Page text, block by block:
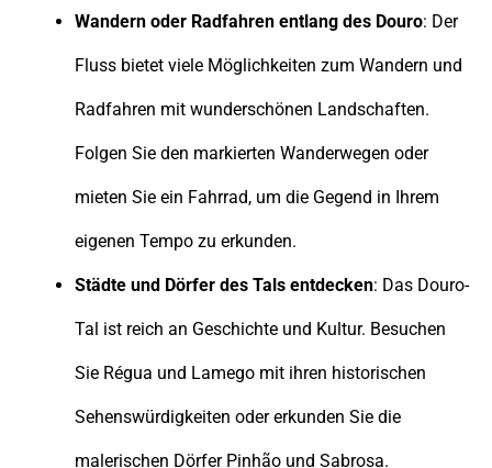
Wandern oder Radfahren entlang des Douro: Der
Fluss bietet viele Möglichkeiten zum Wandern und
Radfahren mit wunderschönen Landschaften.
Folgen Sie den markierten Wanderwegen oder
mieten Sie ein Fahrrad, um die Gegend in Ihrem
eigenen Tempo zu erkunden.
Städte und Dörfer des Tals entdecken: Das Douro-
Tal ist reich an Geschichte und Kultur. Besuchen
Sie Régua und Lamego mit ihren historischen
Sehenswürdigkeiten oder erkunden Sie die
malerischen Dörfer Pinhão und Sabrosa.